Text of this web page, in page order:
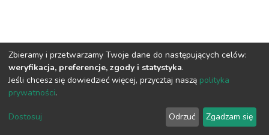
DSpace software copyright © 2002-2026LYRASIS
Privacy policy Regulations
Zbieramy i przetwarzamy Twoje dane do następujących celów:
weryfikacja, preferencje, zgody i statystyka.
Jeśli chcesz się dowiedzieć więcej, przycztaj naszą polityka
prywatności.
Dostosuj Odrzuć Zgadzam się